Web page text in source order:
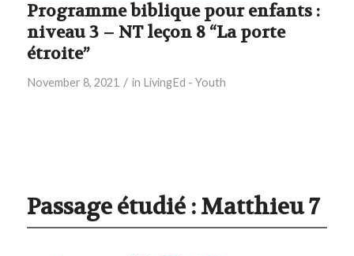
Programme biblique pour enfants :
niveau 3 – NT leçon 8 “La porte
étroite”
November 8, 2021 / in LivingEd - Youth
Passage étudié :Matthieu 7